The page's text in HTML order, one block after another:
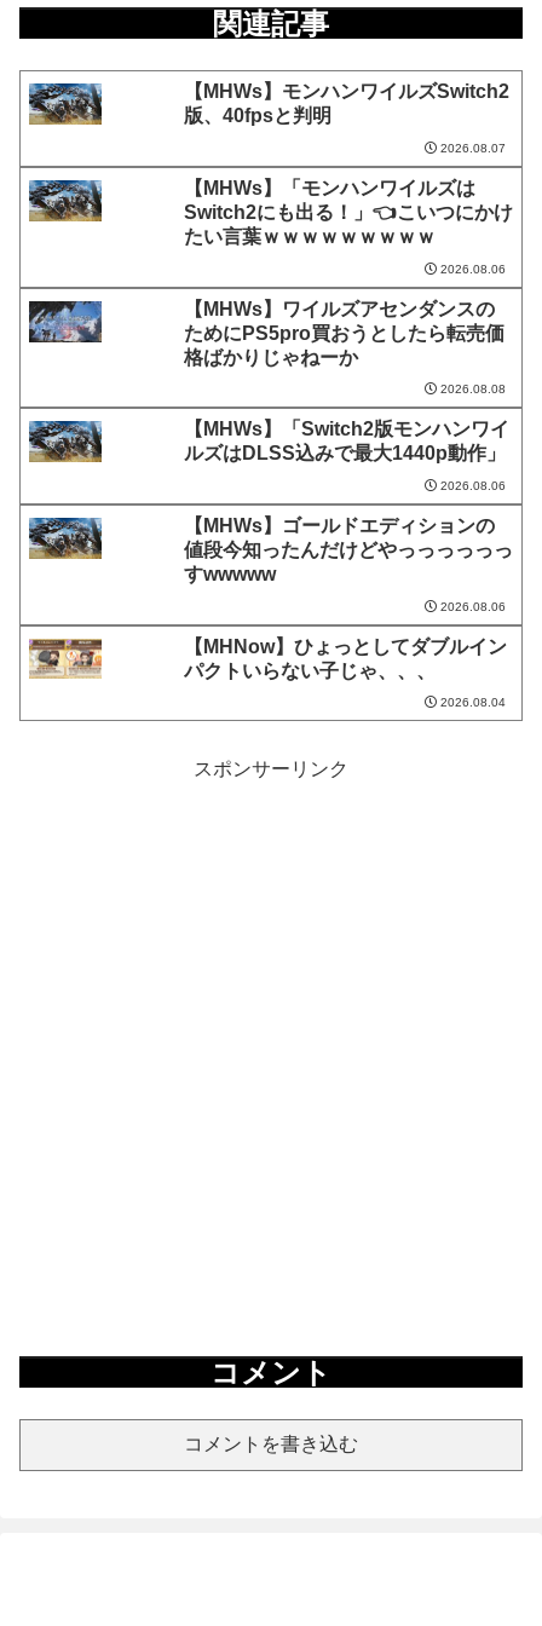
関連記事
【MHWs】モンハンワイルズSwitch2
版、40fpsと判明
2026.08.07
【MHWs】「モンハンワイルズは
Switch2にも出る！」👈こいつにかけ
たい言葉ｗｗｗｗｗｗｗｗｗ
2026.08.06
【MHWs】ワイルズアセンダンスの
ためにPS5pro買おうとしたら転売価
格ばかりじゃねーか
2026.08.08
【MHWs】「Switch2版モンハンワイ
ルズはDLSS込みで最大1440p動作」
2026.08.06
【MHWs】ゴールドエディションの
値段今知ったんだけどやっっっっっっ
すwwwww
2026.08.06
【MHNow】ひょっとしてダブルイン
パクトいらない子じゃ、、、
2026.08.04
スポンサーリンク
コメント
コメントを書き込む